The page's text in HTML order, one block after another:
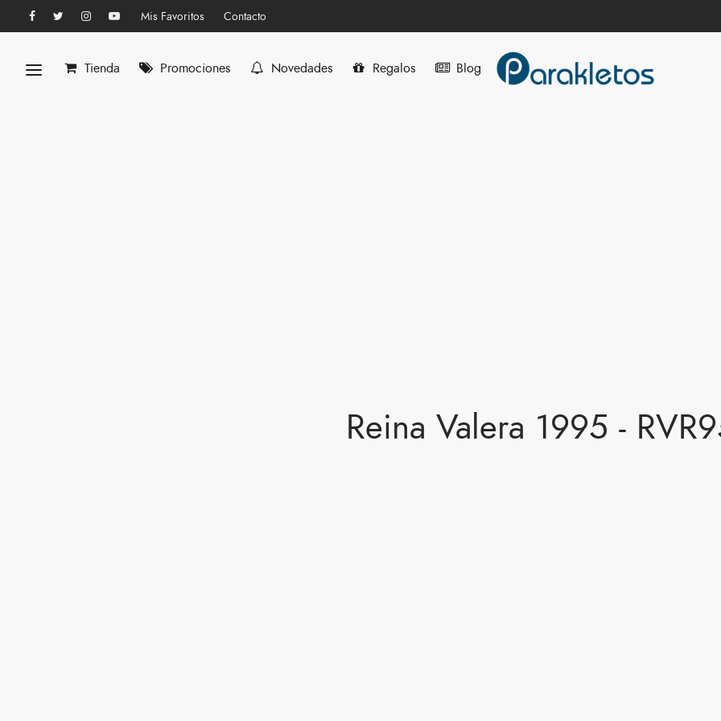
Mis Favoritos Contacto
Tienda Promociones Novedades Regalos Blog
Reina Valera 1995 -